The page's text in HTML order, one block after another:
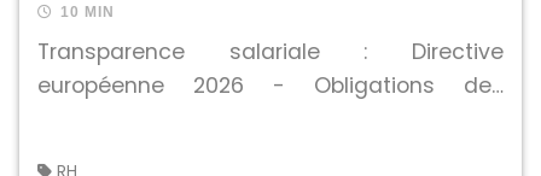
10 MIN
Transparence salariale : Directive
européenne 2026 - Obligations des